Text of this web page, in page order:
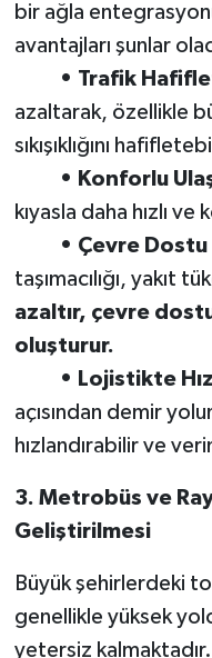
bir ağla
avantajları şunlar
• Trafik
azaltarak, özellikle
sıkışıklığını
• Konforlu
kıyasla daha hızlı
• Çevre Dostu
taşımacılığı, yakıt
azaltır, çevre
oluşturur.
• Lojistikte
açısından demir
hızlandırabilir ve
3. Metrobüs ve
Geliştirilmesi
Büyük şehirlerdeki
genellikle yüksek
yetersiz